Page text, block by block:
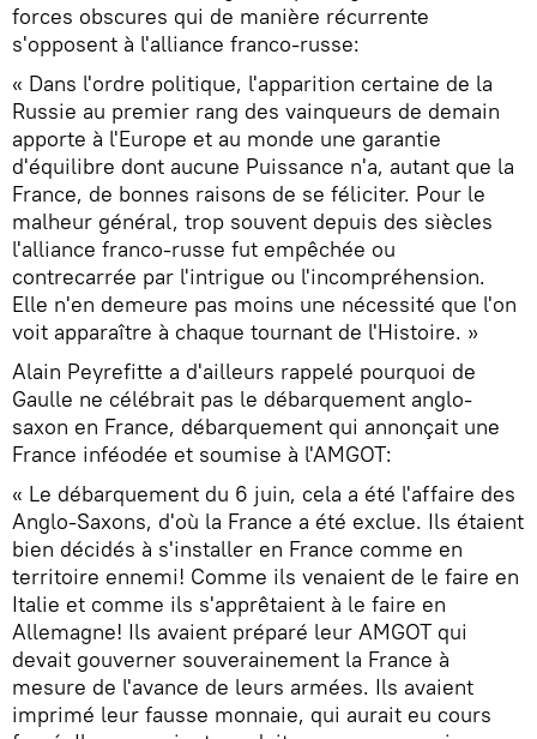
forces obscures qui de manière récurrente
s'opposent à l'alliance franco-russe:
« Dans l'ordre politique, l'apparition certaine de la
Russie au premier rang des vainqueurs de demain
apporte à l'Europe et au monde une garantie
d'équilibre dont aucune Puissance n'a, autant que la
France, de bonnes raisons de se féliciter. Pour le
malheur général, trop souvent depuis des siècles
l'alliance franco-russe fut empêchée ou
contrecarrée par l'intrigue ou l'incompréhension.
Elle n'en demeure pas moins une nécessité que l'on
voit apparaître à chaque tournant de l'Histoire. »
Alain Peyrefitte a d'ailleurs rappelé pourquoi de
Gaulle ne célébrait pas le débarquement anglo-
saxon en France, débarquement qui annonçait une
France inféodée et soumise à l'AMGOT:
« Le débarquement du 6 juin, cela a été l'affaire des
Anglo-Saxons, d'où la France a été exclue. Ils étaient
bien décidés à s'installer en France comme en
territoire ennemi! Comme ils venaient de le faire en
Italie et comme ils s'apprêtaient à le faire en
Allemagne! Ils avaient préparé leur AMGOT qui
devait gouverner souverainement la France à
mesure de l'avance de leurs armées. Ils avaient
imprimé leur fausse monnaie, qui aurait eu cours